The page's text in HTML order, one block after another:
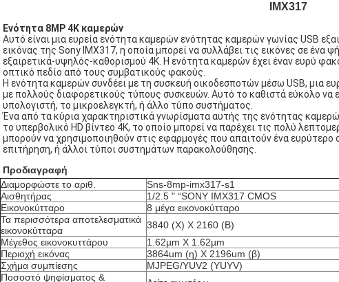
IMX317
Ενότητα 8MP 4K καμερών
Αυτό είναι μια ευρεία ενότητα καμερών ενότητας καμερών γωνίας USB
εικόνας της Sony IMX317, η οποία μπορεί να συλλάβει τις εικόνες σε ένα
εξαιρετικά-υψηλός-καθορισμού 4K. Η ενότητα καμερών έχει έναν ευρύ
οπτικό πεδίο από τους συμβατικούς φακούς.
Η ενότητα καμερών συνδέει με τη συσκευή οικοδεσποτών μέσω USB, μια
με πολλούς διαφορετικούς τύπους συσκευών. Αυτό το καθιστά εύκολο να
υπολογιστή, το μικροελεγκτή, ή άλλο τύπο συστήματος.
Ένα από τα κύρια χαρακτηριστικά γνωρίσματα αυτής της ενότητας
το υπερβολικό HD βίντεο 4K, το οποίο μπορεί να παρέχει τις πολύ
μπορούν να χρησιμοποιηθούν στις εφαρμογές που απαιτούν ένα
επιτήρηση, ή άλλοι τύποι συστημάτων παρακολούθησης.
Προδιαγραφή
Διαμορφώστε το αριθ.
Sns-8mp-imx317-s1
Αισθητήρας
1/2.5 " “SONY IMX317 CMOS
Εικονοκύτταρο
8 μέγα εικονοκύτταρο
Τα περισσότερα αποτελεσματικά
εικονοκύτταρα
3840 (Χ) Χ 2160 (Β)
Μέγεθος εικονοκυττάρου
1.62µm X 1.62µm
Περιοχή εικόνας
3864um (η) Χ 2196um (β)
Σχήμα συμπίεσης
MJPEG/YUV2 (YUYV)
Ποσοστό ψηφίσματος &